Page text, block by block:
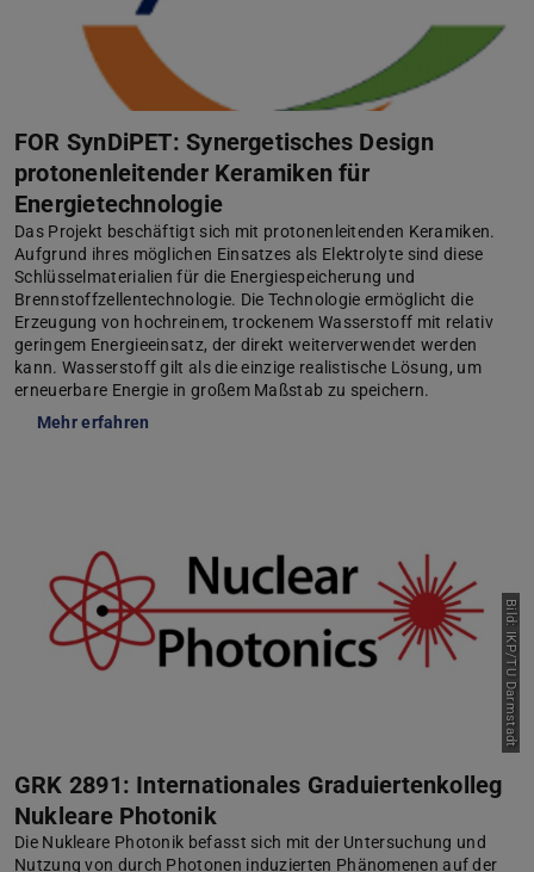
FOR SynDiPET: Synergetisches Design
protonenleitender Keramiken für
Energietechnologie
Das Projekt beschäftigt sich mit protonenleitenden Keramiken.
Aufgrund ihres möglichen Einsatzes als Elektrolyte sind diese
Schlüsselmaterialien für die Energiespeicherung und
Brennstoffzellentechnologie. Die Technologie ermöglicht die
Erzeugung von hochreinem, trockenem Wasserstoff mit relativ
geringem Energieeinsatz, der direkt weiterverwendet werden
kann. Wasserstoff gilt als die einzige realistische Lösung, um
erneuerbare Energie in großem Maßstab zu speichern.
Mehr erfahren
Bild: IKP/TU Darmstadt
GRK 2891: Internationales Graduiertenkolleg
Nukleare Photonik
Die Nukleare Photonik befasst sich mit der Untersuchung und
Nutzung von durch Photonen induzierten Phänomenen auf der